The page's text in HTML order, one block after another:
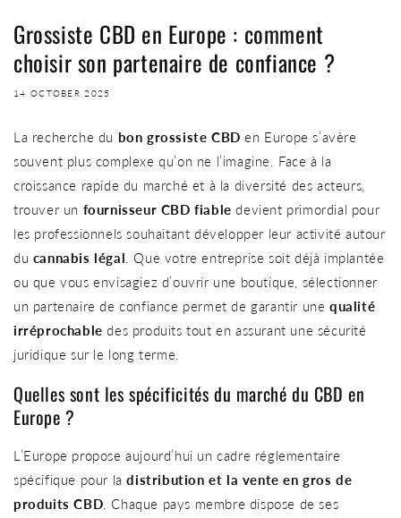
Grossiste CBD en Europe : comment
choisir son partenaire de confiance ?
14 OCTOBER 2025
La recherche du bon grossiste CBD en Europe s’avère
souvent plus complexe qu’on ne l’imagine. Face à la
croissance rapide du marché et à la diversité des acteurs,
trouver un fournisseur CBD fiable devient primordial pour
les professionnels souhaitant développer leur activité autour
du cannabis légal . Que votre entreprise soit déjà implantée
ou que vous envisagiez d’ouvrir une boutique, sélectionner
un partenaire de confiance permet de garantir unequalité
irréprochable des produits tout en assurant une sécurité
juridique sur le long terme.
Quelles sont les spécificités du marché du CBD en
Europe ?
L’Europe propose aujourd’hui un cadre réglementaire
spécifique pour ladistribution et la vente en gros de
produits CBD . Chaque pays membre dispose de ses